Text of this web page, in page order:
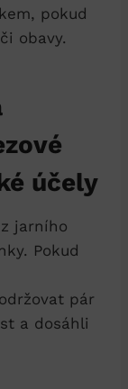
pokud
obavy.
účely
jarního
Pokud
pár
a dosáhli